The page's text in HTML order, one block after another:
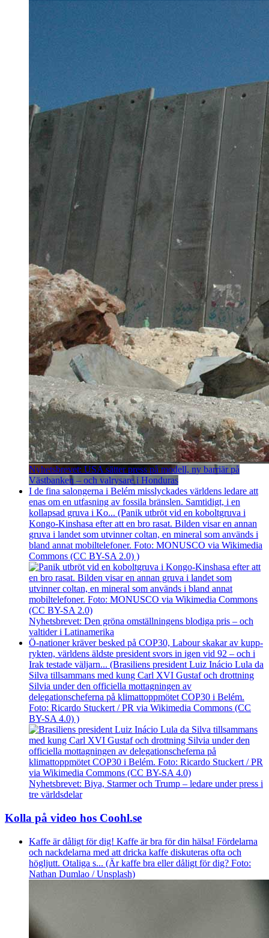
Nyhetsbrevet: USA sätter press på modell, ny barriär på
Västbanken – och valrysare i Honduras
I de fina salongerna i Belém misslyckades världens ledare att
enas om en utfasning av fossila bränslen. Samtidigt, i en
kollapsad gruva i Ko... (Panik utbröt vid en koboltgruva i
Kongo-Kinshasa efter att en bro rasat. Bilden visar en annan
gruva i landet som utvinner coltan, en mineral som används i
bland annat mobiltelefoner. Foto: MONUSCO via Wikimedia
Commons (CC BY-SA 2.0) )
Nyhetsbrevet: Den gröna omställningens blodiga pris – och
valtider i Latinamerika
Ö-nationer kräver besked på COP30, Labour skakar av kupp­
rykten, världens äldste president svors in igen vid 92 – och i
Irak testade väljarn... (Brasiliens president Luiz Inácio Lula da
Silva tillsammans med kung Carl XVI Gustaf och drottning
Silvia under den officiella mottagningen av
delegationscheferna på klimattoppmötet COP30 i Belém.
Foto: Ricardo Stuckert / PR via Wikimedia Commons (CC
BY-SA 4.0) )
Nyhetsbrevet: Biya, Starmer och Trump – ledare under press i
tre världsdelar
Kolla på video hos Coohl.se
Kaffe är dåligt för dig! Kaffe är bra för din hälsa! Fördelarna
och nackdelarna med att dricka kaffe diskuteras ofta och
högljutt. Otaliga s... (Är kaffe bra eller dåligt för dig? Foto:
Nathan Dumlao / Unsplash)